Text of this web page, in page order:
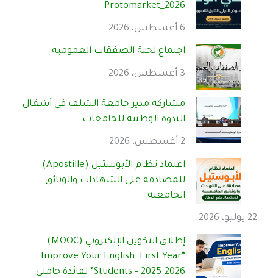
Protomarket_2026
6 أغسطس، 2026
اجتماع لجنة الصفقات العمومية
3 أغسطس، 2026
مشاركة مدير جامعة الشلف في أشغال
الندوة الوطنية للجامعات
2 أغسطس، 2026
اعتماد نظام الأبوستيل (Apostille)
للمصادقة على الشهادات والوثائق
الجامعية
22 يوليو، 2026
إطلاق التكوين الإلكتروني (MOOC)
“Improve Your English: First Year
Students – 2025-2026” لفائدة حاملي